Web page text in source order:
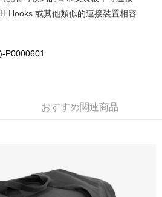
会員になるとお支払い期限を最長 45 日以内
した期日と、AFTEEで延長できる日数をも
文すると、商品を受け取るまで支払い期限
い」（以下当サービスという）はネットプ
という）が提供し、AFTEEが代金を徴収し
以上で送料無料
以上で送料無料
送料を確認
Hooks 或其他類似的連接裝置相容
P0000601
おすすめ関連商品